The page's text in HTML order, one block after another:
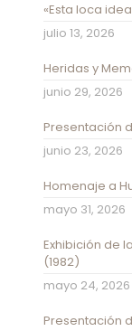
«Esta loca
julio 13, 2026
Heridas y
junio 29, 2026
Presentación
junio 23, 2026
Homenaje a
mayo 31, 2026
Exhibición de
(1982)
mayo 24, 2026
Presentación